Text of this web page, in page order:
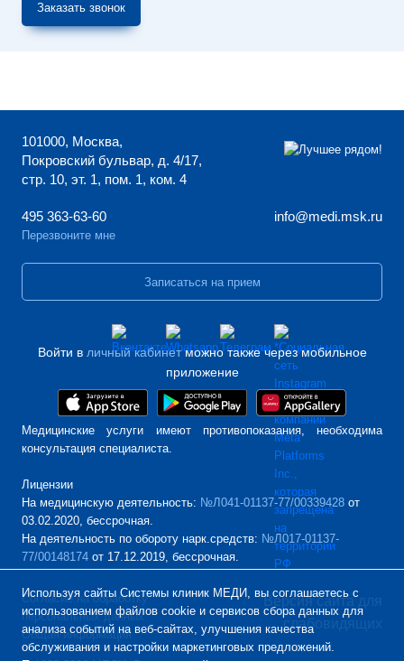
Заказать звонок
Используя сайты Системы клиник МЕДИ, вы соглашаетесь с
использованием файлов cookie и сервисов сбора данных для
анализа событий на веб-сайтах, улучшения качества
обслуживания и настройки маркетинговых предложений.
101000, Москва,
Покровский бульвар, д. 4/17,
стр. 10, эт. 1, пом. 1, ком. 4
495 363-63-60
Перезвоните мне
info@medi.msk.ru
Записаться на прием
Медицинские услуги имеют противопоказания, необходима
консультация специалиста.
Лицензии
На медицинскую деятельность: №Л041-01137-77/00339428 от
03.02.2020, бессрочная.
На деятельность по обороту нарк.средств: №Л017-01137-
77/00148174 от 17.12.2019, бессрочная.
Войти в личный кабинетможно также через мобильное
приложение
Согласие на обработку
персональных данных
Общая информация
Версия сайта для
слабовидящих